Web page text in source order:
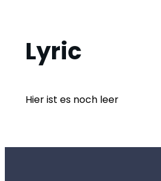
Lyric
Hier ist es noch leer